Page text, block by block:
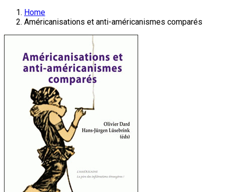
Home
Américanisations et anti-américanismes comparés